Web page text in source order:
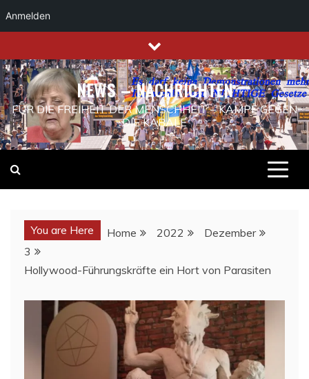
Anmelden
to
content
NEWS – NACHRICHTEN
FÜR DIE FREIHEIT DER MENSCHHEIT – KAMPF GEGEN
DIE KABALE
You are Here Home 2022
Dezember
3
Hollywood-Führungskräfte ein Hort von Parasiten